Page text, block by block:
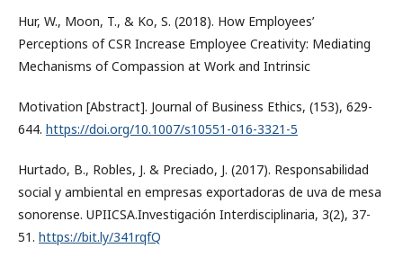
Hur, W., Moon, T., & Ko, S. (2018). How Employees’
Perceptions of CSR Increase Employee Creativity: Mediating
Mechanisms of Compassion at Work and Intrinsic
Motivation [Abstract]. Journal of Business Ethics, (153), 629-
644. https://doi.org/10.1007/s10551-016-3321-5
Hurtado, B., Robles, J. & Preciado, J. (2017). Responsabilidad
social y ambiental en empresas exportadoras de uva de mesa
sonorense. UPIICSA.Investigación Interdisciplinaria, 3(2), 37-
51. https://bit.ly/341rqfQ